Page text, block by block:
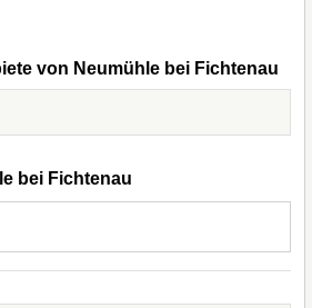
von Neumühle bei Fichtenau
bei Fichtenau